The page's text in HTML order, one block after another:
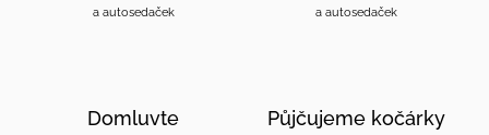
a autosedaček a autosedaček
Domluvte Půjčujeme kočárky